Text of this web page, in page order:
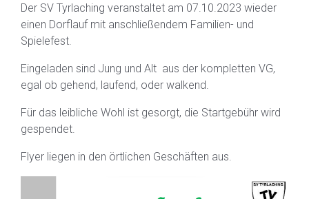
Der SV Tyrlaching veranstaltet am 07.10.2023 wieder
einen Dorflauf mit anschließendem Familien- und
Spielefest.
Eingeladen sind Jung und Alt aus der kompletten VG,
egal ob gehend, laufend, oder walkend.
Für das leibliche Wohl ist gesorgt, die Startgebühr wird
gespendet.
Flyer liegen in den örtlichen Geschäften aus.